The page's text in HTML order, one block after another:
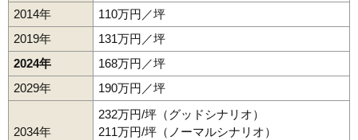
2014年
110万円／坪
2019年
131万円／坪
2024年
168万円／坪
2029年
190万円／坪
2034年
232万円/坪（グッドシナリオ）
211万円/坪（ノーマルシナリオ）